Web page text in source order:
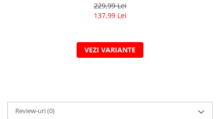
229,99 Lei
137,99 Lei
VEZI VARIANTE
Review-uri(0)